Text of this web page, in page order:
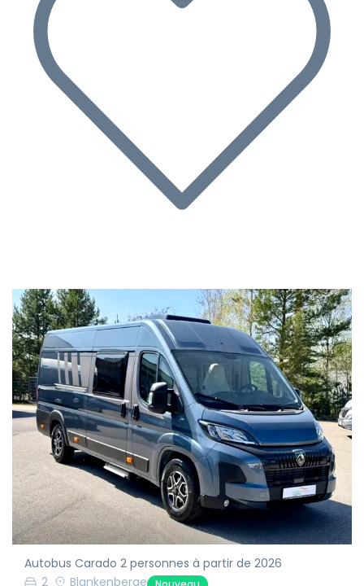
Autobus Carado 2 personnes à partir de 2026
2
Blankenberge